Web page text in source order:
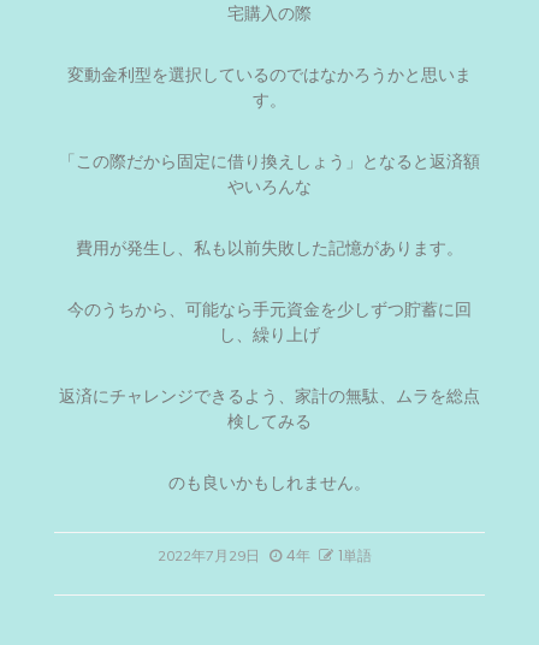
宅購入の際
変動金利型を選択しているのではなかろうかと思いま
す。
「この際だから固定に借り換えしょう」となると返済額
やいろんな
費用が発生し、私も以前失敗した記憶があります。
今のうちから、可能なら手元資金を少しずつ貯蓄に回
し、繰り上げ
返済にチャレンジできるよう、家計の無駄、ムラを総点
検してみる
のも良いかもしれません。
2022年7月29日 4年 1単語